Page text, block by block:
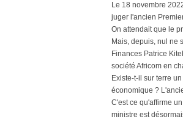
Le 18 novembre
juger l'ancien
On attendait que le
Mais, depuis, nul ne
Finances Patrice
société Africom en
Existe-t-il sur terre
économique ?
C'est ce qu'affirme
ministre est